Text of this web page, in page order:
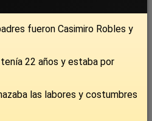
fueron Casimiro Robles y
22 años y estaba por
las labores y costumbres